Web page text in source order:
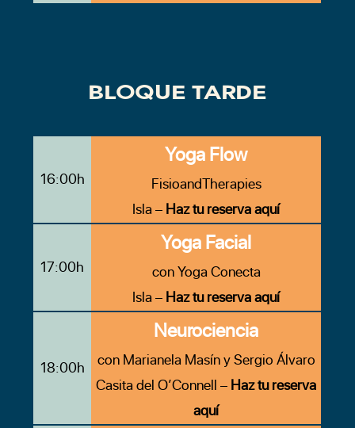
BLOQUE TARDE
16:00h
Yoga Flow
FisioandTherapies
Isla – Haz tu reserva aquí
17:00h
Yoga Facial
con Yoga Conecta
Isla – Haz tu reserva aquí
18:00h
Neurociencia
con Marianela Masín y Sergio Álvaro
Casita del O’Connell – Haz tu reserva
aquí